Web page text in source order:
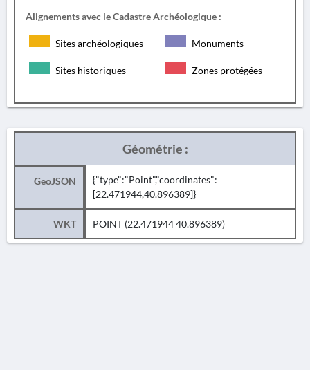
Alignements avec le Cadastre Archéologique :
Sites archéologiques Monuments
Sites historiques Zones protégées
Géométrie :
GeoJSON
{"type":"Point","coordinates":
[22.471944,40.896389]}
WKT POINT (22.471944 40.896389)